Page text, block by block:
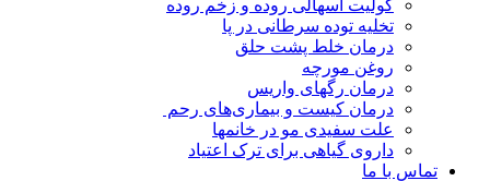
کولیت اسهالی روده و زخم روده
تخلیه توده سرطانی در پا
درمان خلط پشت حلق
روغن مورچه
درمان رگهای واریس
درمان کیست و بیماری‌های رحم
علت سفیدی مو در خانمها
داروی گیاهی برای ترک اعتیاد
تماس با ما